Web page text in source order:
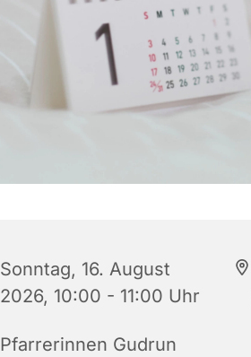
Sonntag, 16. August
2026, 10:00 - 11:00 Uhr
Pfarrerinnen Gudrun